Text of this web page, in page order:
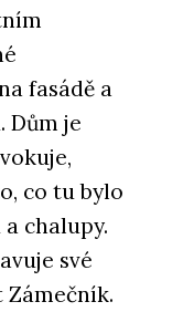
fasádě a
Dům je
co tu bylo
chalupy.
své
Zámečník.